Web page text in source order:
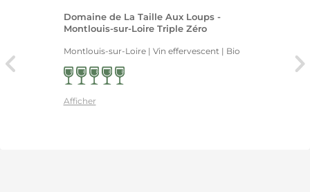
Domaine de La Taille Aux Loups -
Montlouis-sur-Loire Triple Zéro
Montlouis-sur-Loire | Vin effervescent| Bio
Afficher